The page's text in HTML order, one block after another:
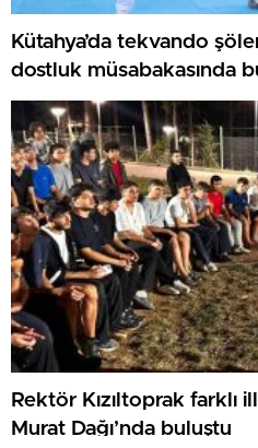
Kütahya’da tekvando
dostluk müsabakasında
Rektör Kızıltoprak
Murat Dağı’nda buluştu